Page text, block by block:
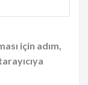
için adım,